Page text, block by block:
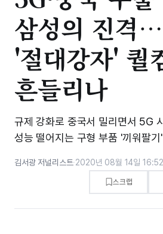
삼성의 진격…
'절대강자' 퀄
흔들리나
규제 강화로 중국서 밀리면서 5G
성능 떨어지는 구형 부품 '끼워팔기'
김서광 저널리스트·2020년 08월 14일 16:52
스크랩